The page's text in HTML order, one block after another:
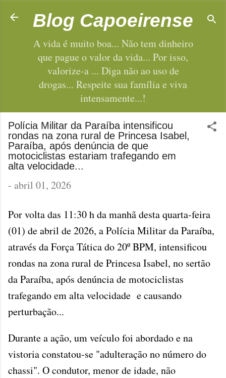
Pular para o conteúdo principal
Blog Capoeirense
A vida é muito boa... Não tem dinheiro
que pague o valor da vida... Por isso,
valorize-a ... Diga não ao uso de
drogas... Respeite sua família e viva
intensamente...!
Polícia Militar da Paraíba intensificou
rondas na zona rural de Princesa Isabel,
Paraíba, após denúncia de que
motociclistas estariam trafegando em
alta velocidade...
- abril 01, 2026
Por volta das 11:30 h da manhã desta quarta-feira
(01) de abril de 2026, a Polícia Militar da Paraíba,
através da Força Tática do 20º BPM, intensificou
rondas na zona rural de Princesa Isabel, no sertão
da Paraíba, após denúncia de motociclistas
trafegando em alta velocidade e causando
perturbação...
Durante a ação, um veículo foi abordado e na
vistoria constatou-se "adulteração no número do
chassi". O condutor, menor de idade, não